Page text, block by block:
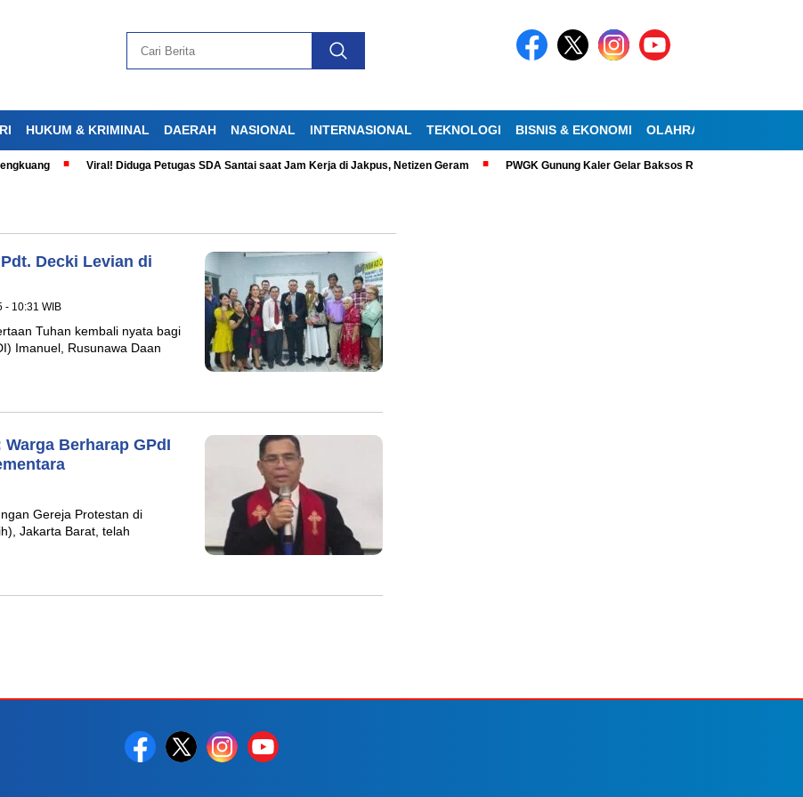
HUKUM & KRIMINAL DAERAH NASIONAL INTERNASIONAL TEKNOLOGI BISNIS & EKONOMI OLAHRAGA
Viral! Diduga Petugas SDA Santai saat Jam Kerja di Jakpus, Netizen Geram PWGK Gunung Kaler Gelar Baksos Ramadan, Bantu Lansia
Decki Levian di
- 10:31 WIB
Tuhan kembali nyata bagi
Imanuel, Rusunawa Daan
Berharap GPdI
Gereja Protestan di
Jakarta Barat, telah